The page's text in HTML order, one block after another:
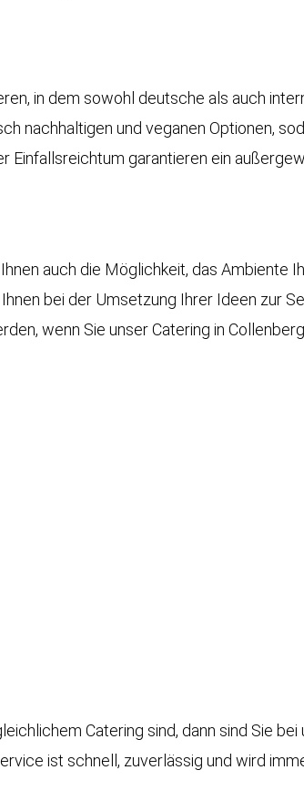
in dem sowohl deutsche als auch
nachhaltigen und veganen Optionen,
garantieren ein
auch die Möglichkeit, das Ambiente
bei der Umsetzung Ihrer Ideen zur
wenn Sie unser Catering in
Catering sind, dann sind Sie
ist schnell, zuverlässig und wird